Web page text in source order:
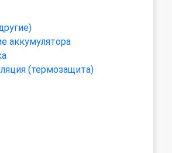
аккумулятора
(термозащита)